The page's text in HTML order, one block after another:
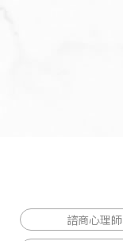
諮商心理師